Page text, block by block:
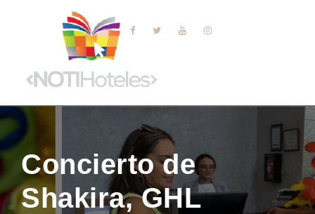
Concierto de
Shakira, GHL